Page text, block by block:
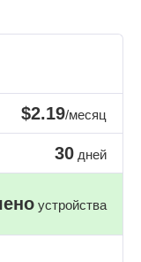
$2.19/месяц
30 дней
устройства